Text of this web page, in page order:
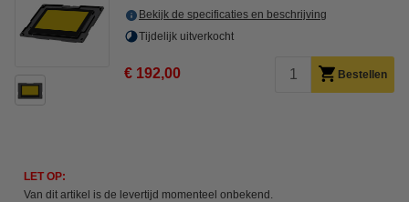
Bekijk de specificaties en beschrijving
Tijdelijk uitverkocht
€ 192,00 Bestellen
LET OP:
Van dit artikel is de levertijd momenteel onbekend.